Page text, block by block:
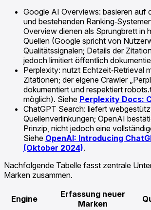
Google AI Overviews: basieren auf
und bestehenden
Overview dienen als Sprungbrett in
Quellen (Google spricht von
Qualitätssignalen; Details der
jedoch limitiert öffentlich
Perplexity: nutzt Echtzeit‑Retrieval
Zitationen; der eigene Crawler
dokumentiert und respektiert
möglich). Siehe Perplexity Docs:
ChatGPT Search: liefert
Quellenverlinkungen; OpenAI
Prinzip, nicht jedoch eine
Siehe OpenAI: Introducing
(Oktober 2024).
Nachfolgende Tabelle fasst zentrale
Marken zusammen.
Engine
Erfassung neuer
Marken